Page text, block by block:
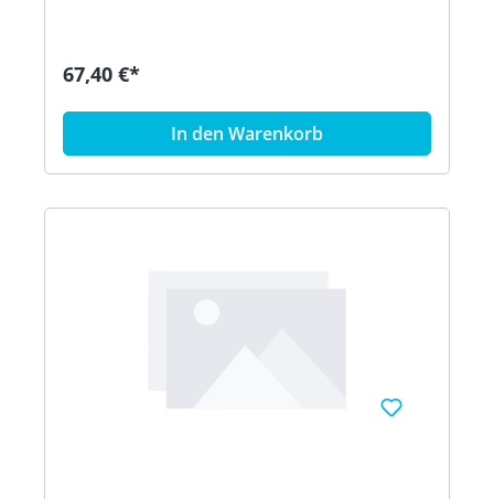
67,40 €*
In den Warenkorb